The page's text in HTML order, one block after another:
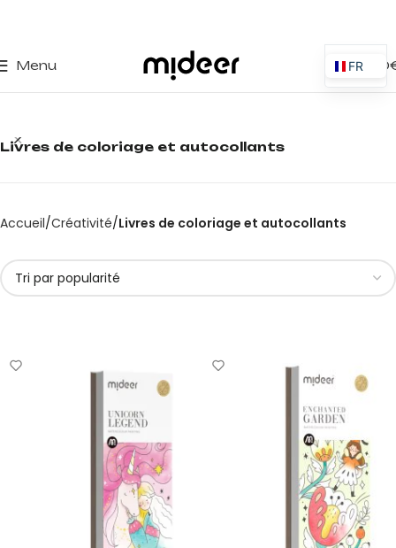
Menu 0,00
Livres de coloriage et autocollants
Accueil Créativité Livres de coloriage et autocollants
FR
ES